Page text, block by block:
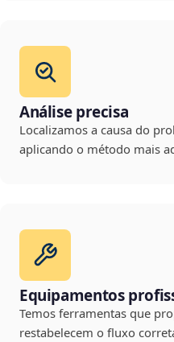
Análise precisa
Localizamos a causa do
aplicando o método mais
Equipamentos
Temos ferramentas que
restabelecem o fluxo